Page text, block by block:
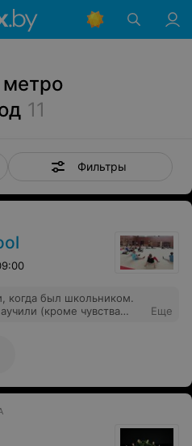
11
Фильтры
когда был школьником.
(кроме чувства
пытаюсь повторить,
их тогда делать в
дня. Очень крутой
позитивное сообщество.
усердно, ведь пока
Еще